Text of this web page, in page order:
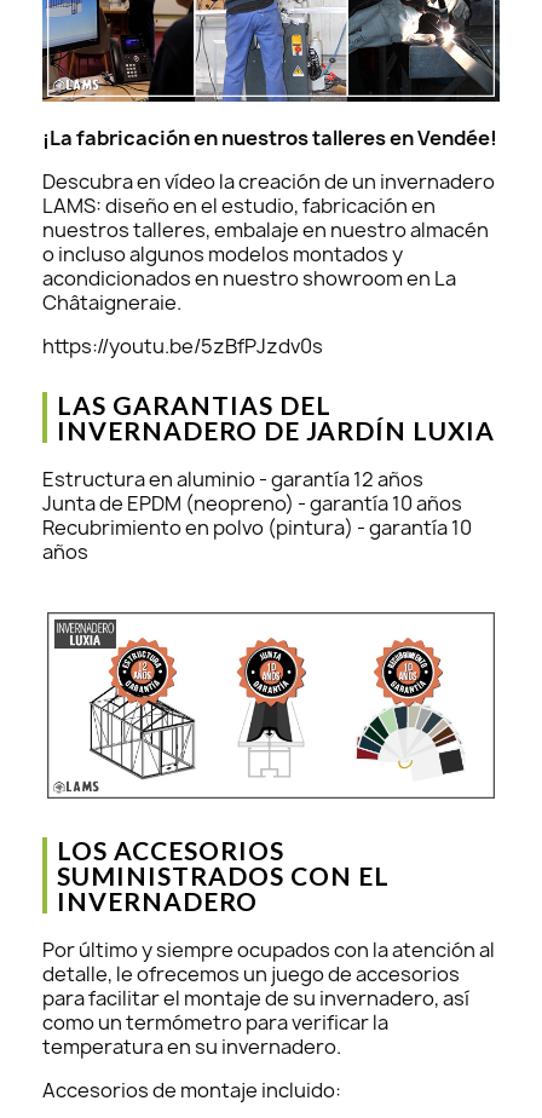
¡La fabricación en nuestros talleres en Vendée!
Descubra en vídeo la creación de un invernadero
LAMS: diseño en el estudio, fabricación en
nuestros talleres, embalaje en nuestro almacén
o incluso algunos modelos montados y
acondicionados en nuestro showroom en La
Châtaigneraie.
https://youtu.be/5zBfPJzdv0s
LAS GARANTIAS DEL
INVERNADERO DE JARDÍN LUXIA
Estructura en aluminio - garantía 12 años
Junta de EPDM (neopreno) - garantía 10 años
Recubrimiento en polvo (pintura) - garantía 10
años
LOS ACCESORIOS
SUMINISTRADOS CON EL
INVERNADERO
Por último y siempre ocupados con la atención al
detalle, le ofrecemos un juego de accesorios
para facilitar el montaje de su invernadero, así
como un termómetro para verificar la
temperatura en su invernadero.
Accesorios de montaje incluido: